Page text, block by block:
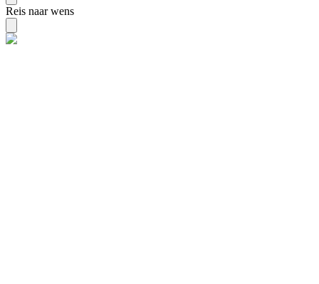
Reis naar wens